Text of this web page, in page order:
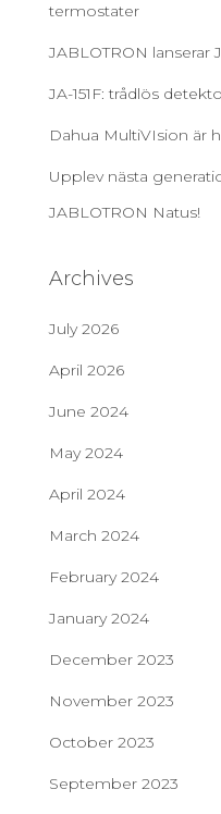
termostater
JABLOTRON lanserar
JA-151F: trådlös
Dahua MultiVIsion är
Upplev nästa
JABLOTRON Natus!
Archives
July 2026
April 2026
June 2024
May 2024
April 2024
March 2024
February 2024
January 2024
December 2023
November 2023
October 2023
September 2023